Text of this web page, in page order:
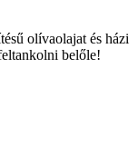
olívaolajat és házi
belőle!